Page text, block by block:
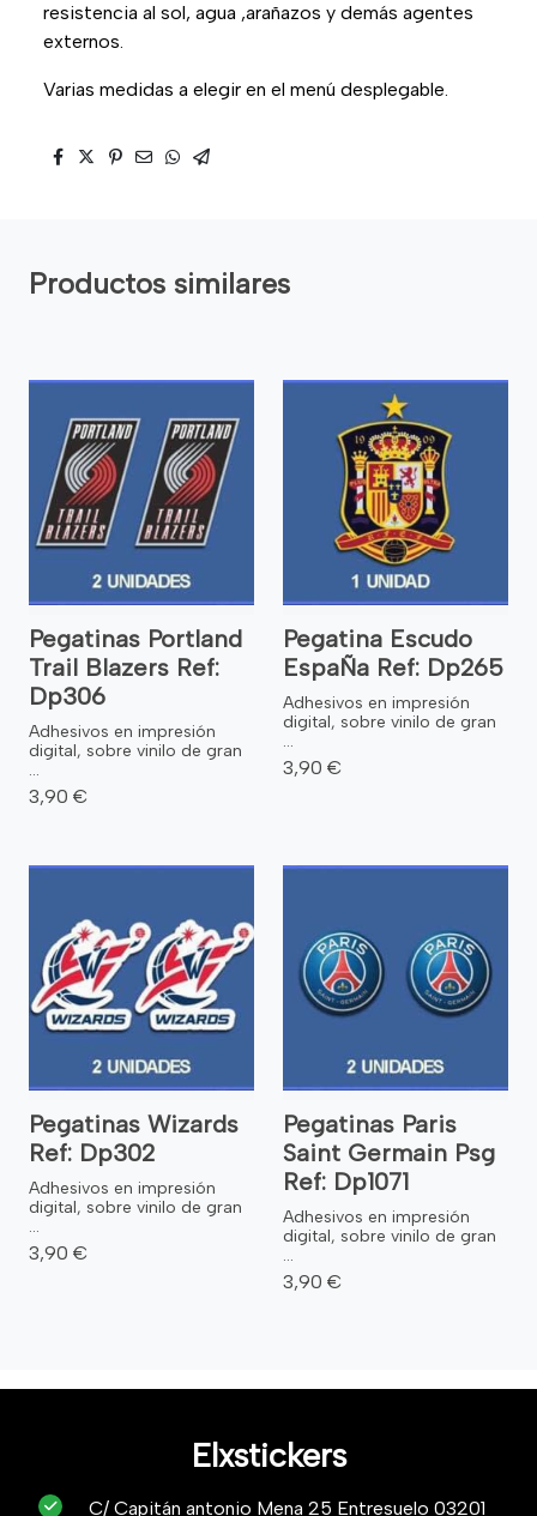
resistencia al sol, agua ,arañazos y demás agentes
externos.
Varias medidas a elegir en el menú desplegable.
Productos similares
Pegatinas Portland
Trail Blazers Ref:
Dp306
Adhesivos en impresión
digital, sobre vinilo de gran
...
3,90 €
Pegatina Escudo
EspaÑa Ref: Dp265
Adhesivos en impresión
digital, sobre vinilo de gran
...
3,90 €
Pegatinas Wizards
Ref: Dp302
Adhesivos en impresión
digital, sobre vinilo de gran
...
3,90 €
Pegatinas Paris
Saint Germain Psg
Ref: Dp1071
Adhesivos en impresión
digital, sobre vinilo de gran
...
3,90 €
Elxstickers
C/ Capitán antonio Mena 25 Entresuelo 03201